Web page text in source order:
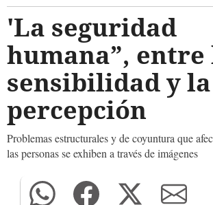
'La seguridad
humana”, entre
sensibilidad y la
percepción
Problemas estructurales y de coyuntura que
las personas se exhiben a través de imágenes